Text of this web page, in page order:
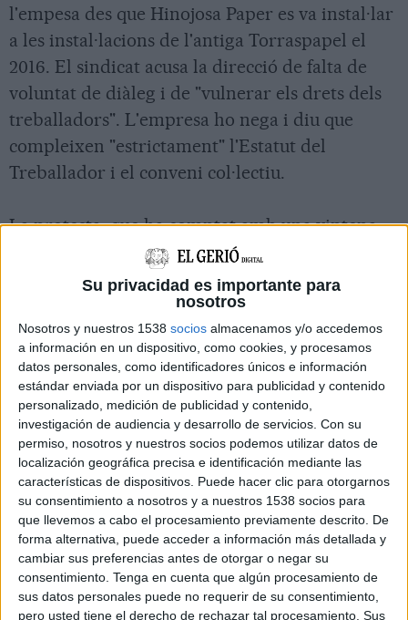
Su privacidad es importante para
nosotros
Nosotros y nuestros 1538 socios almacenamos y/o accedemos
a información en un dispositivo, como cookies, y procesamos
datos personales, como identificadores únicos e información
estándar enviada por un dispositivo para publicidad y contenido
personalizado, medición de publicidad y contenido,
investigación de audiencia y desarrollo de servicios. Con su
permiso, nosotros y nuestros socios podemos utilizar datos de
localización geográfica precisa e identificación mediante las
características de dispositivos. Puede hacer clic para otorgarnos
su consentimiento a nosotros y a nuestros 1538 socios para
que llevemos a cabo el procesamiento previamente descrito. De
forma alternativa, puede acceder a información más detallada y
cambiar sus preferencias antes de otorgar o negar su
consentimiento. Tenga en cuenta que algún procesamiento de
sus datos personales puede no requerir de su consentimiento,
pero usted tiene el derecho de rechazar tal procesamiento. Sus
l'empesa des que Hinojosa Paper es va instal·lar
a les instal·lacions de l'antiga Torraspapel el
2016. El sindicat acusa la direcció de falta de
voluntat de diàleg i de "vulnerar els drets dels
treballadors". L'empresa ho nega i diu que
compleixen "estrictament" l'Estatut del
Treballador i el conveni col·lectiu.
La protesta, que ha comptat amb una vintena
de persones entre treballadors i delegats
sindicals d'altres empreses, s'ha fet a les portes
de la fàbrica que Hinojosa Paper té a Sarrià de
Ter (Gironès). USOC, que és l'únic sindicat que
hi te representació amb tres delegats, l'ha
convocada per reclamar la readmissió del
treballador que formava part del comitè i
denunciar el que consideren una "persecució".
El responsable d'USOC a Girona, David Suñer,
ha afirmat que se'l va acomiadar la setmana
passada per motius disciplinaris i pel "seu
compromís i deure" com a membre del comitè
com és vetllar per les condicions salarials i de